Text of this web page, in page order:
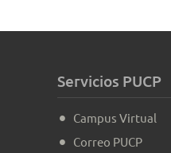
Servicios PUCP
Campus Virtual
Correo PUCP